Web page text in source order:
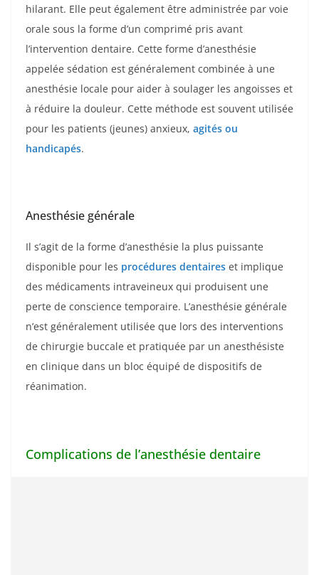
hilarant. Elle peut également être administrée par voie
orale sous la forme d’un comprimé pris avant
l’intervention dentaire. Cette forme d’anesthésie
appelée sédation est généralement combinée à une
anesthésie locale pour aider à soulager les angoisses et
à réduire la douleur. Cette méthode est souvent utilisée
pour les patients (jeunes) anxieux, agités ou
handicapés.
Anesthésie générale
Il s’agit de la forme d’anesthésie la plus puissante
disponible pour les procédures dentaires et implique
des médicaments intraveineux qui produisent une
perte de conscience temporaire. L’anesthésie générale
n’est généralement utilisée que lors des interventions
de chirurgie buccale et pratiquée par un anesthésiste
en clinique dans un bloc équipé de dispositifs de
réanimation.
Complications de l’anesthésie dentaire